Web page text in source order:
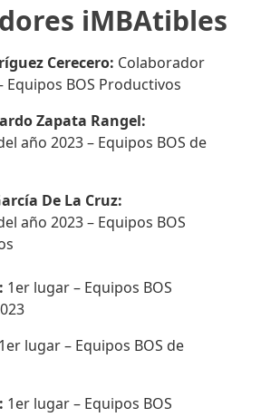
iMBAtibles
Cerecero: Colaborador
Equipos BOS Productivos
Zapata Rangel:
año 2023 – Equipos BOS de
De La Cruz:
año 2023 – Equipos BOS
1er lugar – Equipos BOS
1er lugar – Equipos BOS de
1er lugar – Equipos BOS